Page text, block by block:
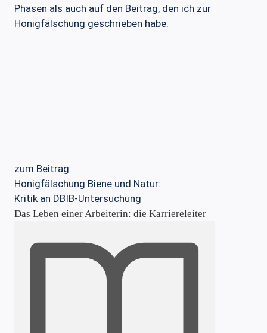
Phasen als auch auf den Beitrag, den ich zur
Honigfälschung geschrieben habe.
zum Beitrag:
Honigfälschung Biene und Natur:
Kritik an DBIB-Untersuchung
Das Leben einer Arbeiterin: die Karriereleiter